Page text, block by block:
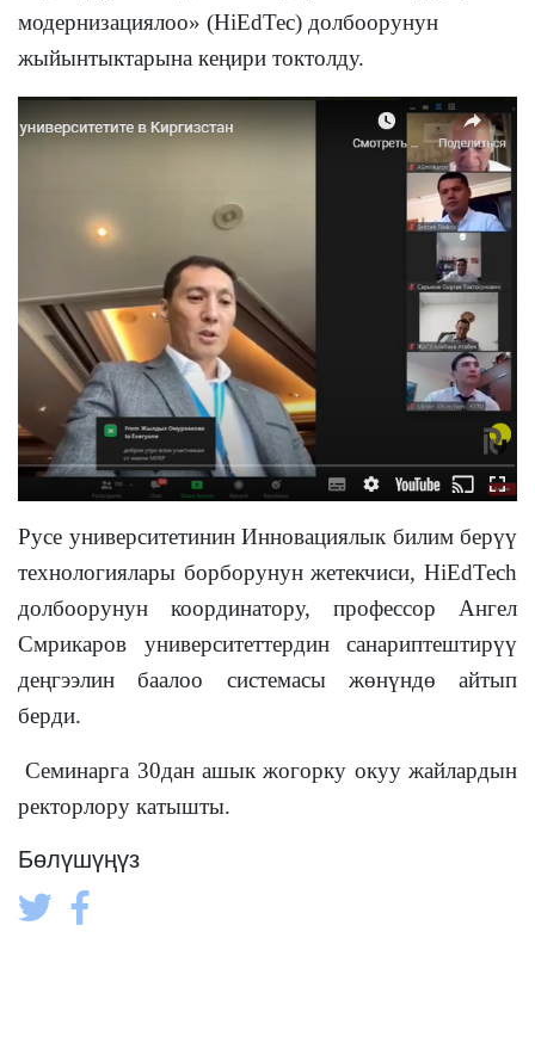
модернизациялоо» (HiEdTec) долбоорунун
жыйынтыктарына кеңири токтолду.
Русе университетинин Инновациялык билим берүү
технологиялары борборунун жетекчиси, HiEdTech
долбоорунун координатору, профессор Ангел
Смрикаров университеттердин санариптештирүү
деңгээлин баалоо системасы жөнүндө айтып
берди.
Семинарга 30дан ашык жогорку окуу жайлардын
ректорлору катышты.
Бөлүшүңүз